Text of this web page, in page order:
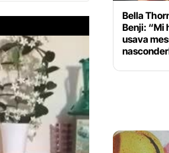
Bella
Benji: “Mi
usava